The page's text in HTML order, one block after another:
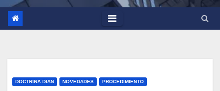
DOCTRINA DIAN NOVEDADES PROCEDIMIENTO